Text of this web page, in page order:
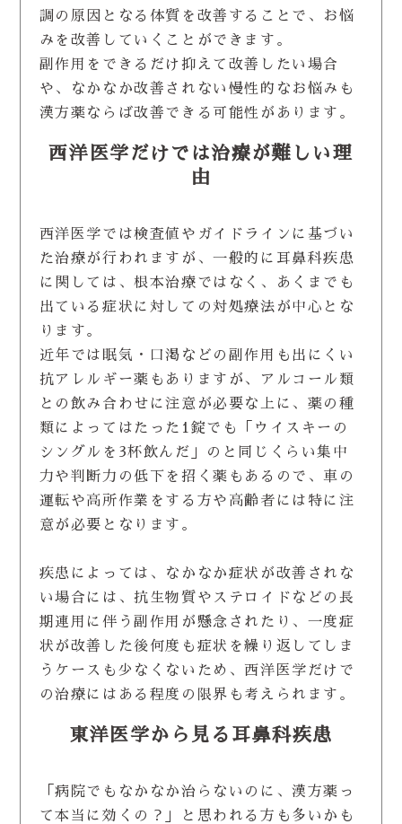
調の原因となる体質を改善することで、お悩
みを改善していくことができます。
副作用をできるだけ抑えて改善したい場合
や、なかなか改善されない慢性的なお悩みも
漢方薬ならば改善できる可能性があります。
西洋医学だけでは治療が難しい理
由
西洋医学では検査値やガイドラインに基づい
た治療が行われますが、一般的に耳鼻科疾患
に関しては、根本治療ではなく、あくまでも
出ている症状に対しての対処療法が中心とな
ります。
近年では眠気・口渇などの副作用も出にくい
抗アレルギー薬もありますが、アルコール類
との飲み合わせに注意が必要な上に、薬の種
類によってはたった1錠でも「ウイスキーの
シングルを3杯飲んだ」のと同じくらい集中
力や判断力の低下を招く薬もあるので、車の
運転や高所作業をする方や高齢者には特に注
意が必要となります。
疾患によっては、なかなか症状が改善されな
い場合には、抗生物質やステロイドなどの長
期連用に伴う副作用が懸念されたり、一度症
状が改善した後何度も症状を繰り返してしま
うケースも少なくないため、西洋医学だけで
の治療にはある程度の限界も考えられます。
東洋医学から見る耳鼻科疾患
「病院でもなかなか治らないのに、漢方薬っ
て本当に効くの？」と思われる方も多いかも